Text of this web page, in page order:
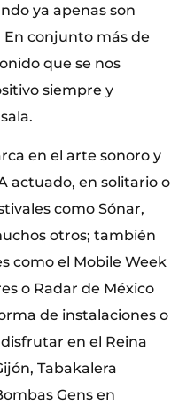
ya apenas son
conjunto más de
que se nos
siempre y
en el arte sonoro y
actuado, en solitario o
como Sónar,
otros; también
como el Mobile Week
o Radar de México
de instalaciones o
en el Reina
Tabakalera
Gens en